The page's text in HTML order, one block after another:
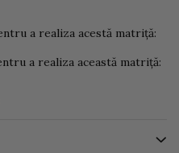
a realiza acestă matriță:
a realiza această matriță: